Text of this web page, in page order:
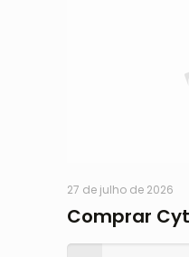
27 de julho de 2026
Comprar